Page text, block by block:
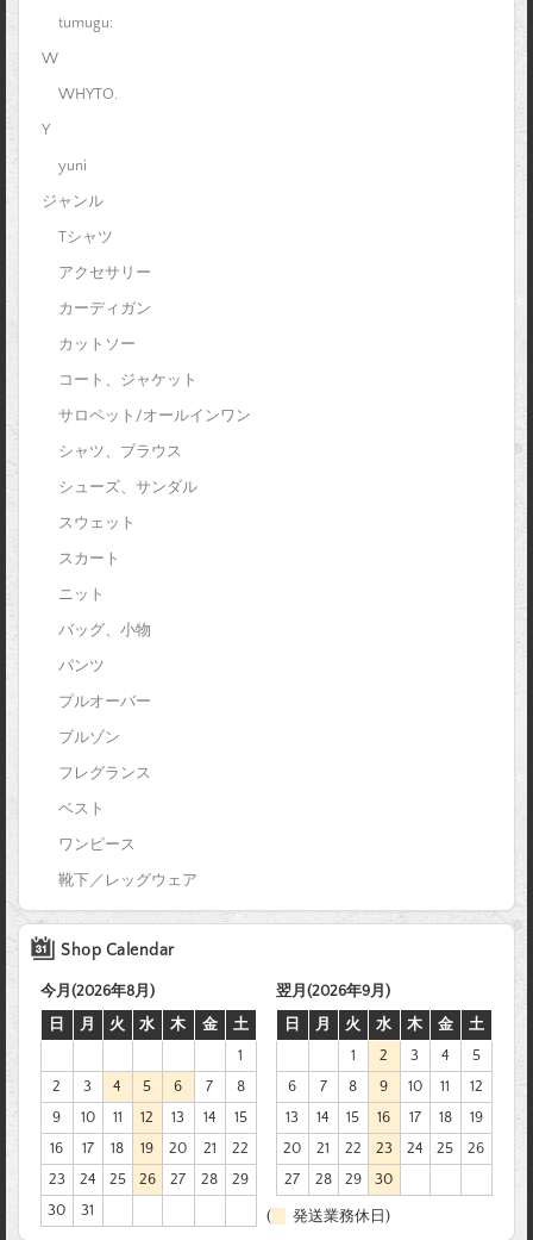
tumugu:
W
WHYTO.
Y
yuni
ジャンル
Tシャツ
アクセサリー
カーディガン
カットソー
コート、ジャケット
サロペット/オールインワン
シャツ、ブラウス
シューズ、サンダル
スウェット
スカート
ニット
バッグ、小物
パンツ
プルオーバー
ブルゾン
フレグランス
ベスト
ワンピース
靴下／レッグウェア
Shop Calendar
今月(2026年8月)
日
月 火 水 木 金
土
1
2
3 4 5 6 7
8
9
10 11 12 13 14
15
16
17 18 19 20 21
22
23
24 25 26 27 28
29
30
31
翌月(2026年9月)
日
月 火 水 木 金
土
1
2 3 4
5
6
7 8 9 10 11
12
13
14 15 16 17 18
19
20
21 22 23 24 25
26
27
28 29 30
( 発送業務休日)